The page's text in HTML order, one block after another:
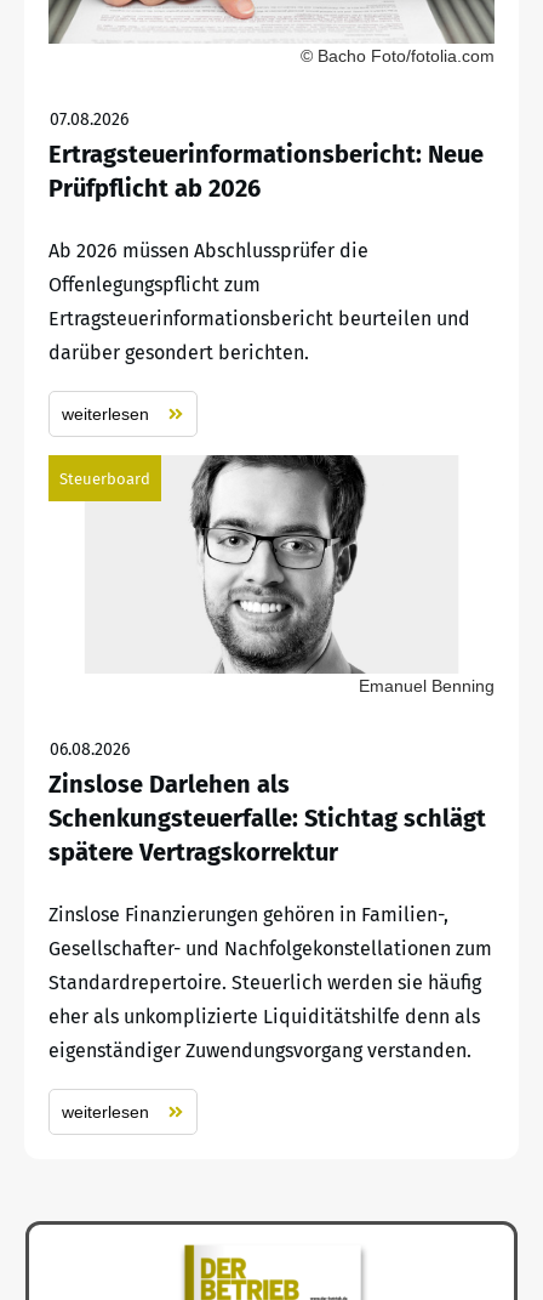
© Bacho Foto/fotolia.com
07.08.2026
Ertragsteuerinformationsbericht: Neue
Prüfpflicht ab 2026
Ab 2026 müssen Abschlussprüfer die
Offenlegungspflicht zum
Ertragsteuerinformationsbericht beurteilen und
darüber gesondert berichten.
weiterlesen
Steuerboard
Emanuel Benning
06.08.2026
Zinslose Darlehen als
Schenkungsteuerfalle: Stichtag schlägt
spätere Vertragskorrektur
Zinslose Finanzierungen gehören in Familien-,
Gesellschafter- und Nachfolgekonstellationen zum
Standardrepertoire. Steuerlich werden sie häufig
eher als unkomplizierte Liquiditätshilfe denn als
eigenständiger Zuwendungsvorgang verstanden.
weiterlesen